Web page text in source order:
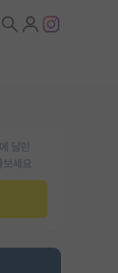
달린
세요